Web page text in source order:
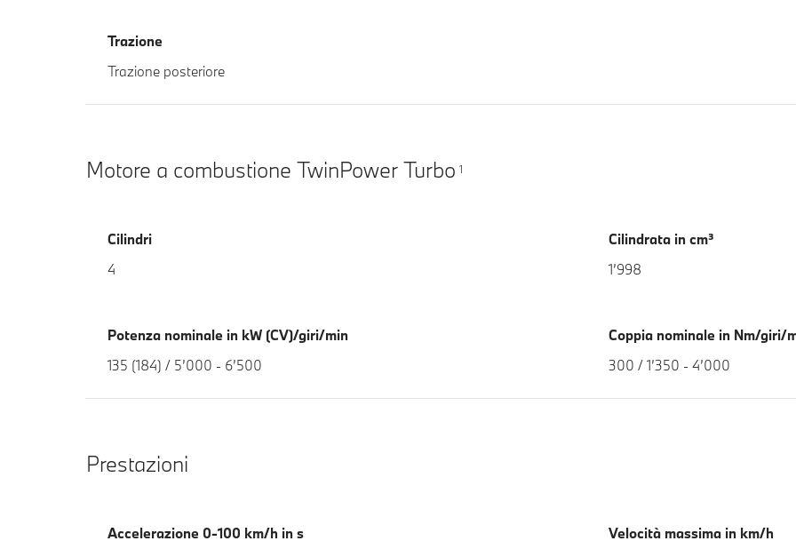
Trazione
Trazione posteriore
Motore a combustione TwinPower Turbo 1
Cilindri
4
Cilindrata in cm³
1’998
Potenza nominale in kW (CV)/giri/min
135 (184) / 5’000 - 6’500
Coppia nominale in Nm/giri/
300 / 1’350 - 4’000
Prestazioni
Accelerazione 0-100 km/h in s
Velocità massima in km/h